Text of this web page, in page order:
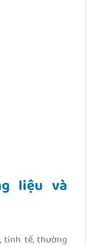
liệu và
tinh tế, thường